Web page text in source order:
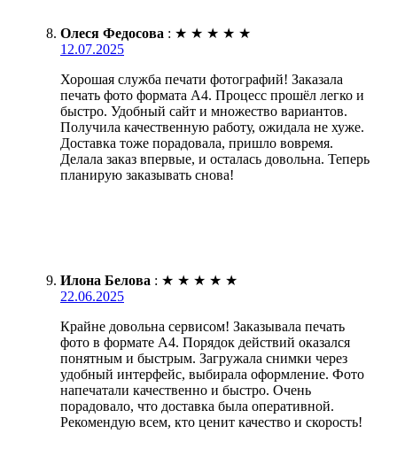
Олеся Федосова : ★ ★ ★ ★ ★
12.07.2025
Хорошая служба печати фотографий! Заказала
печать фото формата А4. Процесс прошёл легко и
быстро. Удобный сайт и множество вариантов.
Получила качественную работу, ожидала не хуже.
Доставка тоже порадовала, пришло вовремя.
Делала заказ впервые, и осталась довольна. Теперь
планирую заказывать снова!
Илона Белова : ★ ★ ★ ★ ★
22.06.2025
Крайне довольна сервисом! Заказывала печать
фото в формате А4. Порядок действий оказался
понятным и быстрым. Загружала снимки через
удобный интерфейс, выбирала оформление. Фото
напечатали качественно и быстро. Очень
порадовало, что доставка была оперативной.
Рекомендую всем, кто ценит качество и скорость!